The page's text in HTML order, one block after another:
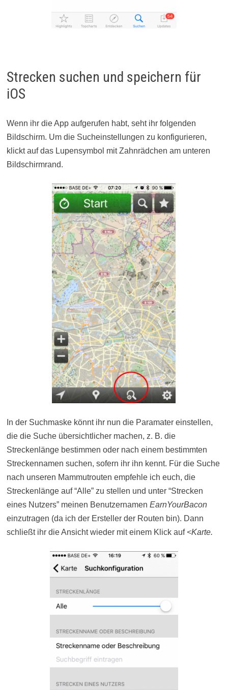
Strecken suchen und speichern für
iOS
Wenn ihr die App aufgerufen habt, seht ihr folgenden
Bildschirm. Um die Sucheinstellungen zu konfigurieren,
klickt auf das Lupensymbol mit Zahnrädchen am unteren
Bildschirmrand.
In der Suchmaske könnt ihr nun die Paramater einstellen,
die die Suche übersichtlicher machen, z. B. die
Streckenlänge bestimmen oder nach einem bestimmten
Streckennamen suchen, sofern ihr ihn kennt. Für die Suche
nach unseren Mammutrouten empfehle ich euch, die
Streckenlänge auf “Alle” zu stellen und unter “Strecken
eines Nutzers” meinen Benutzernamen EarnYourBacon
einzutragen (da ich der Ersteller der Routen bin). Dann
schließt ihr die Ansicht wieder mit einem Klick auf <Karte.